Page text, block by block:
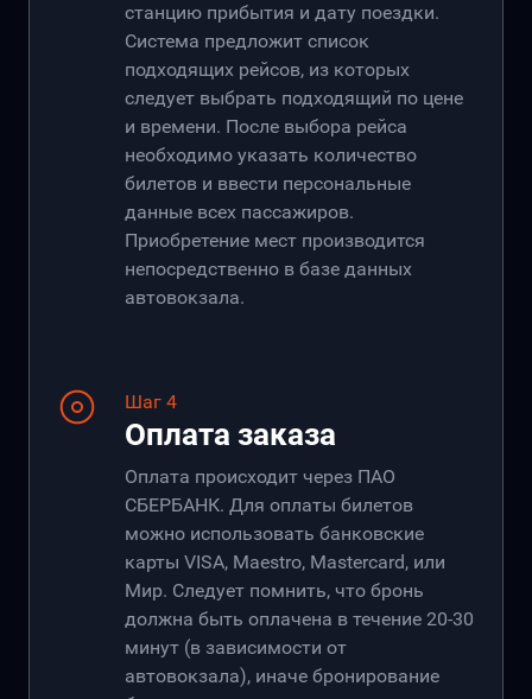
станцию прибытия и дату поездки.
Система предложит список
подходящих рейсов, из которых
следует выбрать подходящий по цене
и времени. После выбора рейса
необходимо указать количество
билетов и ввести персональные
данные всех пассажиров.
Приобретение мест производится
непосредственно в базе данных
автовокзала.
Шаг 4
Оплата заказа
Оплата происходит через ПАО
СБЕРБАНК. Для оплаты билетов
можно использовать банковские
карты VISA, Maestro, Mastercard, или
Мир. Следует помнить, что бронь
должна быть оплачена в течение 20-30
минут (в зависимости от
автовокзала), иначе бронирование